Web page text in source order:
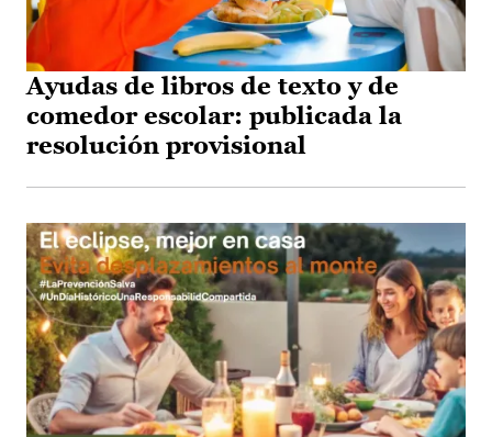
Ayudas de libros de texto y de
comedor escolar: publicada la
resolución provisional